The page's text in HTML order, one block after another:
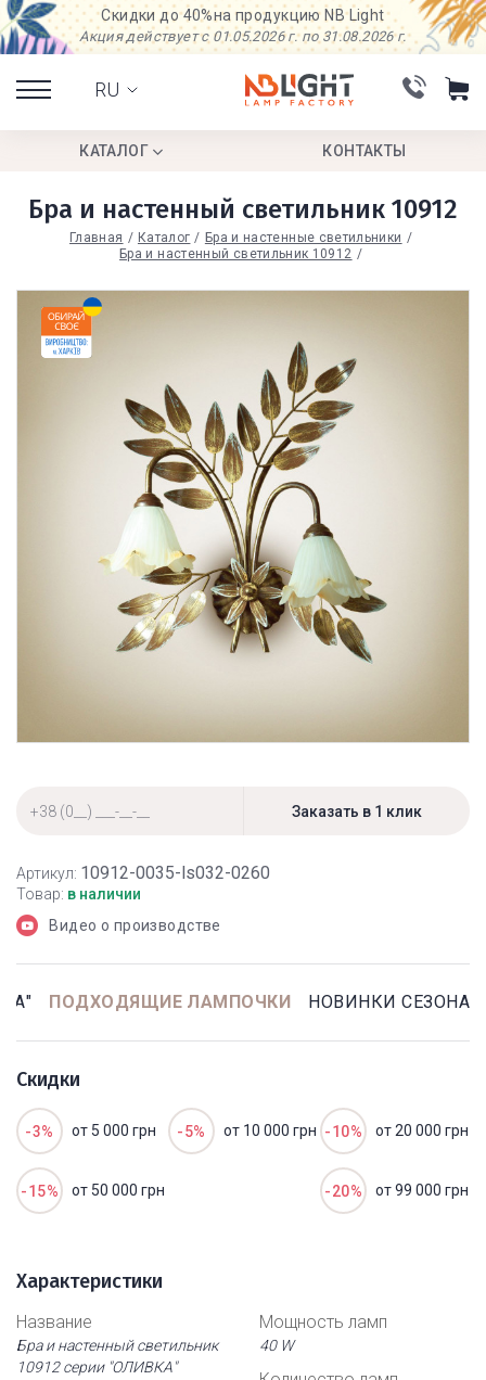
Скидки до 40%на продукцию NB Light
Акция действует с 01.05.2026 г. по 31.08.2026 г.
RU
КАТАЛОГ КОНТАКТЫ
Бра и настенный светильник 10912
Главная Каталог
Бра и настенные светильники
Бра и настенный светильник 10912
Артикул: 10912-0035-ls032-0260
Товар: в наличии
Видео о производстве
ПОДХОДЯЩИЕ ЛАМПОЧКИ НОВИНКИ СЕЗОНА
Скидки
-3% от 5 000 грн -5% от 10 000 грн -10% от 20 000 грн
-15% от 50 000 грн -20% от 99 000 грн
Характеристики
Название
Бра и настенный светильник
10912 серии "ОЛИВКА"
Мощность ламп
40 W